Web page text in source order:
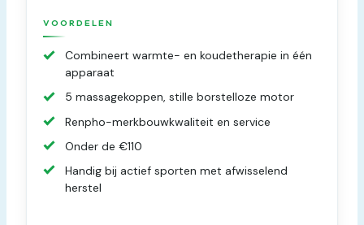
VOORDELEN
Combineert warmte- en koudetherapie in één
apparaat
5 massagekoppen, stille borstelloze motor
Renpho-merkbouwkwaliteit en service
Onder de €110
Handig bij actief sporten met afwisselend
herstel